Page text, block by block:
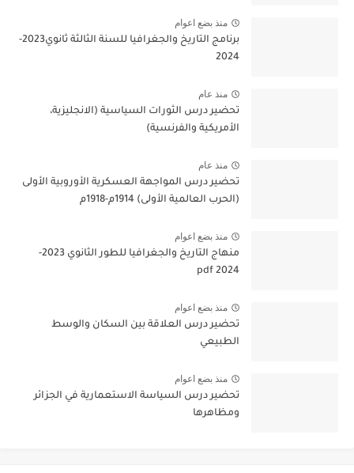
منذ بضع اعوام
برنامج التاريخ والجغرافيا للسنة الثالثة ثانوي2023-
2024
منذ عام
تحضير درس الثورات السياسية (الانجليزية،
الأمريكية والفرنسية)
منذ عام
تحضير درس المواجهة العسكرية الأوروبية الأولى
(الحرب العالمية الأولى) 1914م-1918م
منذ بضع اعوام
منهاج التاريخ والجغرافيا للطور الثانوي 2023-
2024 pdf
منذ بضع اعوام
تحضير درس العلاقة بين السكان والوسط
الطبيعي
منذ بضع اعوام
تحضير درس السياسة الاستعمارية في الجزائر
ومظاهرها